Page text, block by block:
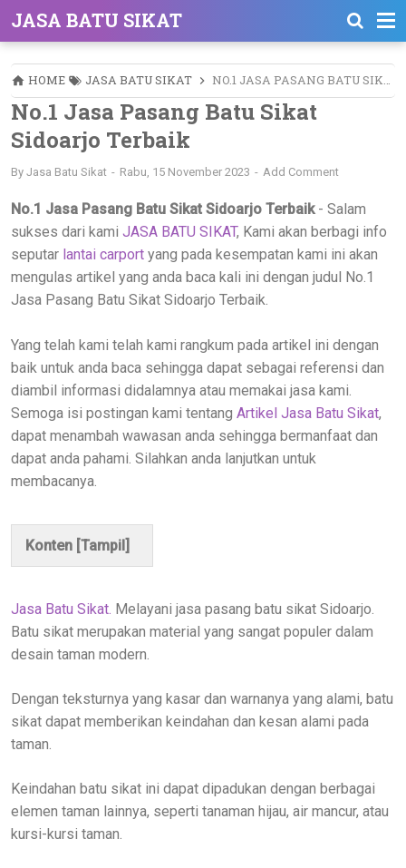
JASA BATU SIKAT
HOME JASA BATU SIKAT NO.1 JASA PASANG BATU SIKAT SIDOARJO TERBAIK
No.1 Jasa Pasang Batu Sikat
Sidoarjo Terbaik
By Jasa Batu Sikat Rabu, 15 November 2023 Add Comment
No.1 Jasa Pasang Batu Sikat Sidoarjo Terbaik- Salam
sukses dari kami JASA BATU SIKAT, Kami akan berbagi info
seputar lantai carport yang pada kesempatan kami ini akan
mengulas artikel yang anda baca kali ini dengan judul No.1
Jasa Pasang Batu Sikat Sidoarjo Terbaik.
Yang telah kami telah kami rangkum pada artikel ini dengan
baik untuk anda baca sehingga dapat sebagai referensi dan
diambil informasi didalamnya atau memakai jasa kami.
Semoga isi postingan kami tentang Artikel Jasa Batu Sikat,
dapat menambah wawasan anda sehingga bermanfaat dan
dapat anda pahami. Silahkan anda lanjutkan untuk
membacanya.
Konten [Tampil]
Jasa Batu Sikat. Melayani jasa pasang batu sikat Sidoarjo.
Batu sikat merupakan material yang sangat populer dalam
desain taman modern.
Dengan teksturnya yang kasar dan warnanya yang alami, batu
sikat dapat memberikan keindahan dan kesan alami pada
taman.
Keindahan batu sikat ini dapat dipadukan dengan berbagai
elemen taman lainnya, seperti tanaman hijau, air mancur, atau
kursi-kursi taman.